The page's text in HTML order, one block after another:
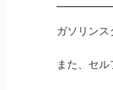
ガソリン
また、セ